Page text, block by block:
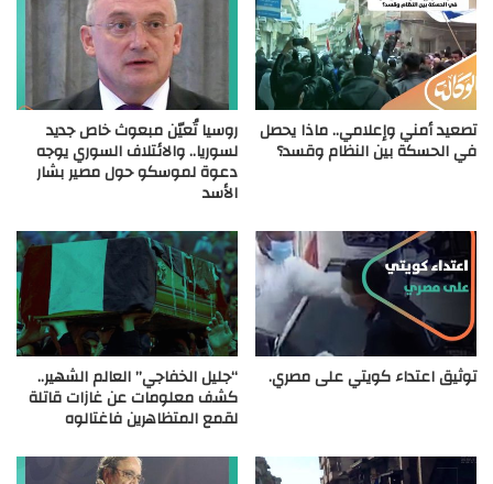
تصعيد أمني وإعلامي.. ماذا يحصل
في الحسكة بين النظام وقسد؟
روسيا تُعيّن مبعوث خاص جديد
لسوريا.. والائتلاف السوري يوجه
دعوة لموسكو حول مصير بشار
الأسد
توثيق اعتداء كويتي على مصري. “جليل الخفاجي” العالم الشهير..
كشف معلومات عن غازات قاتلة
لقمع المتظاهرين فاغتالوه